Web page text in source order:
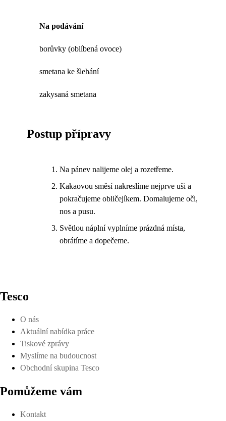
Na podávání
borůvky (oblíbená ovoce)
smetana ke šlehání
zakysaná smetana
Postup přípravy
Na pánev nalijeme olej a rozetřeme.
Kakaovou směsí nakreslíme nejprve uši a
pokračujeme obličejíkem. Domalujeme oči,
nos a pusu.
Světlou náplní vyplníme prázdná místa,
obrátíme a dopečeme.
Tesco
O nás
Aktuální nabídka práce
Tiskové zprávy
Myslíme na budoucnost
Obchodní skupina Tesco
Pomůžeme vám
Kontakt